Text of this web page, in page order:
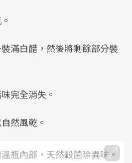
滿白醋，然後將剩餘部分裝
完全消失。
然風乾。
瓶內部，天然殺菌除異味。